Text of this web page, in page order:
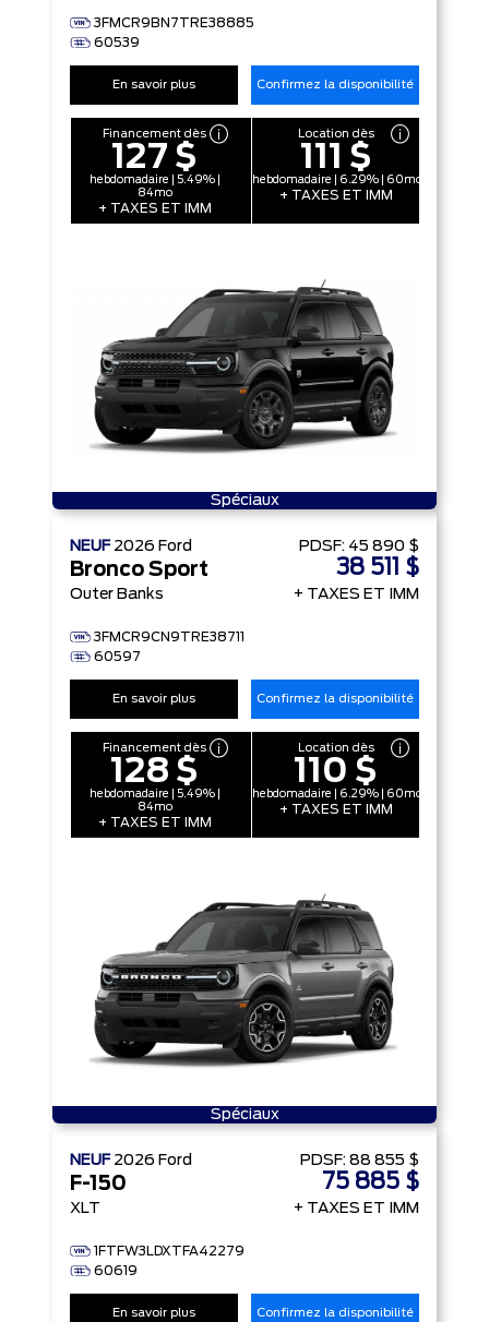
3FMCR9BN7TRE38885
60539
En savoir plus Confirmez la disponibilité
Financement dès
127 $
hebdomadaire | 5.49% |
84mo
+ TAXES ET IMM
Location dès
111 $
hebdomadaire | 6.29% | 60mo
+ TAXES ET IMM
Spéciaux
NEUF 2026 Ford
Bronco Sport
Outer Banks
3FMCR9CN9TRE38711
60597
PDSF: 45 890 $
38 511 $
+ TAXES ET IMM
En savoir plus Confirmez la disponibilité
Financement dès
128 $
hebdomadaire | 5.49% |
84mo
+ TAXES ET IMM
Location dès
110 $
hebdomadaire | 6.29% | 60mo
+ TAXES ET IMM
Spéciaux
NEUF 2026 Ford
F-150
XLT
1FTFW3LDXTFA42279
60619
PDSF: 88 855 $
75 885 $
+ TAXES ET IMM
En savoir plus Confirmez la disponibilité